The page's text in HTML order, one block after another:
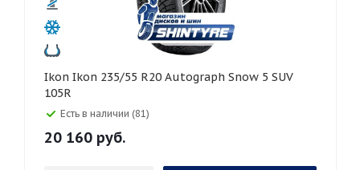
Ikon Ikon 235/55 R20 Autograph Snow 5 SUV
105R
Есть в наличии (81)
20 160 руб.